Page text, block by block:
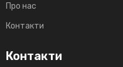
Про нас
Контакти
Контакти